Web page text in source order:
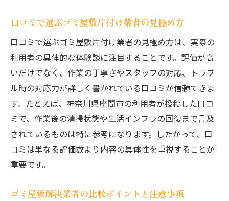
口コミで選ぶゴミ屋敷片付け業者の見極め方
口コミで選ぶゴミ屋敷片付け業者の見極め方は、実際の
利用者の具体的な体験談に注目することです。評価が高
いだけでなく、作業の丁寧さやスタッフの対応、トラブ
ル時の対応力が詳しく書かれている口コミが信頼できま
す。たとえば、神奈川県座間市の利用者が投稿した口コ
ミで、作業後の清掃状態や生活インフラの回復まで言及
されているものは特に参考になります。したがって、口
コミは単なる評価数より内容の具体性を重視することが
重要です。
ゴミ屋敷解決業者の比較ポイントと注意事項